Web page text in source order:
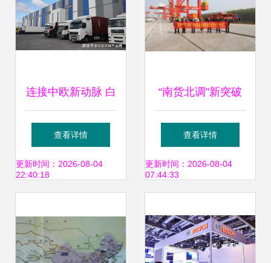
连接中欧新动脉 白
罗斯国际运输推出
创新多式联运集装
查看详情
更新时间：2026-08-04
22:40:18
“南货北调”新突破
首批广东瓷砖建材
经多式联运抵济宁
查看详情
更新时间：2026-08-04
07:44:33